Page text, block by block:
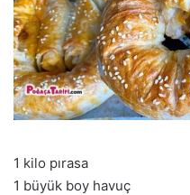
1 kilo pırasa
1 büyük boy havuç